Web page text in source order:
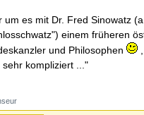
um es mit Dr. Fred Sinowatz
einem früheren
und Philosophen
sehr kompliziert ..."